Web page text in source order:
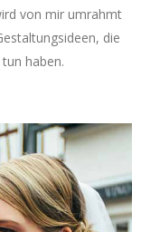
von mir umrahmt
die
haben.